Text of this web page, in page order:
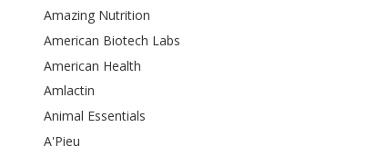
Amazing Nutrition
American Biotech Labs
American Health
Amlactin
Animal Essentials
A'Pieu